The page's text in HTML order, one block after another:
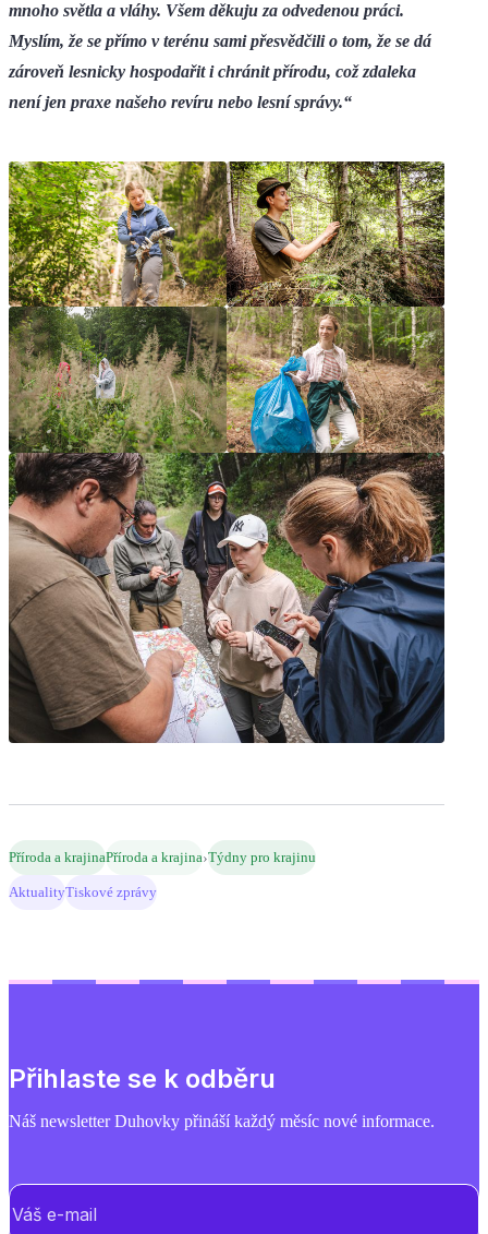
mnoho světla a vláhy. Všem děkuju za odvedenou práci.
Myslím, že se přímo v terénu sami přesvědčili o tom, že se dá
zároveň lesnicky hospodařit i chránit přírodu, což zdaleka
není jen praxe našeho revíru nebo lesní správy.“
Příroda a krajinaPříroda a krajina›Týdny pro krajinu
AktualityTiskové zprávy
Přihlaste se k odběru
Náš newsletter Duhovky přináší každý měsíc nové informace.
E-mail